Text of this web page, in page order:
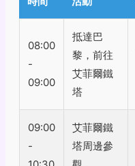
08:00
-
09:00
抵達巴
黎，前往
艾菲爾鐵
塔
09:00
-
艾菲爾鐵
塔周邊參